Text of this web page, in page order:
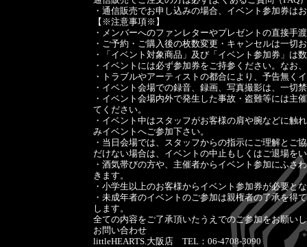
・通信販売でお申し込みの場合、イベント参加券は
【※注意事項※】
・メンバーへのファンレターやプレゼントの直接手
・ご予約・ご購入後の枚数変更・キャンセルは一切
・「イベント対象商品」及び「イベント参加券」は
・イベントには必ず参加券をご持参ください。なお
・トラブルやアーティストの都合により、予告無く
・イベント会場での録音、録画、写真撮影は、一切
・イベント会場内外で発生した事故・盗難等には主
てください。
・イベント中はスタッフがお客様の肩や腕などに触
みイベントへご参加下さい。
・当日会場では、スタッフからの指示にご理解とご
だけない場合は、イベントの中止もしくはご退場を
・酒気帯びの方や、主催者からイベント参加にふさ
きます。
・小学生以上のお客様からイベント参加券が必要と
・未成年者のイベントのご参加は親権者の了承を得
します。
全ての内容をご了承頂いたうえでのご参加をお願い
お問い合わせ
littleHEARTS.大阪店 TEL：06-4708-3090